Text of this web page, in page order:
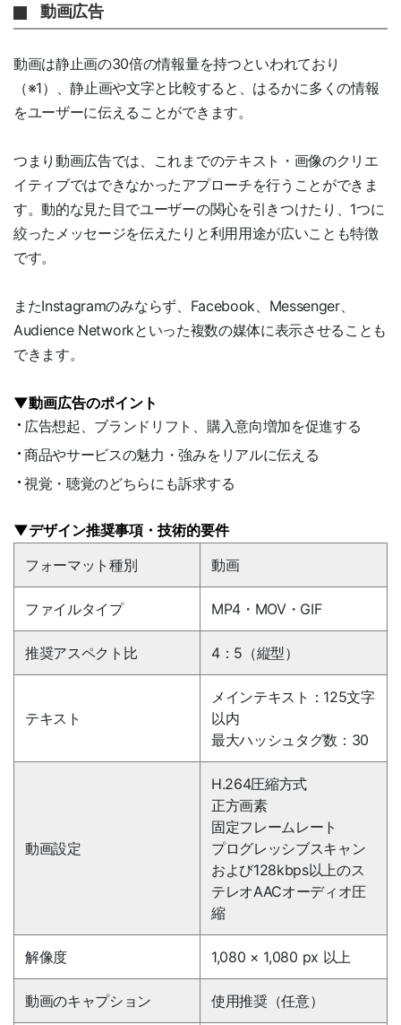
動画広告
動画は静止画の30倍の情報量を持つといわれており
（※1）、静止画や文字と比較すると、はるかに多くの情報
をユーザーに伝えることができます。
つまり動画広告では、これまでのテキスト・画像のクリエ
イティブではできなかったアプローチを行うことができま
す。動的な見た目でユーザーの関心を引きつけたり、1つに
絞ったメッセージを伝えたりと利用用途が広いことも特徴
です。
またInstagramのみならず、Facebook、Messenger、
Audience Networkといった複数の媒体に表示させることも
できます。
▼動画広告のポイント
広告想起、ブランドリフト、購入意向増加を促進する
商品やサービスの魅力・強みをリアルに伝える
視覚・聴覚のどちらにも訴求する
▼デザイン推奨事項・技術的要件
フォーマット種別
動画
ファイルタイプ MP4・MOV・GIF
推奨アスペクト比 4：5（縦型）
テキスト
メインテキスト：125文字
以内
最大ハッシュタグ数：30
動画設定
H.264圧縮方式
正方画素
固定フレームレート
プログレッシブスキャン
および128kbps以上のス
テレオAACオーディオ圧
縮
解像度 1,080 × 1,080 px 以上
動画のキャプション 使用推奨（任意）